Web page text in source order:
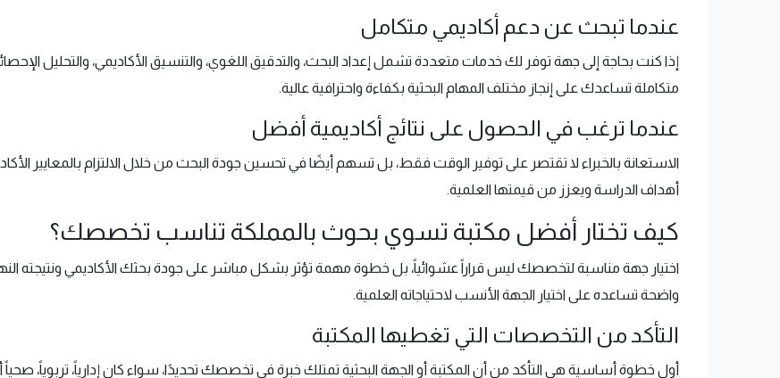
عندما تبحث عن دعم أكاديمي متكامل
إذا كنت بحاجة إلى جهة توفر لك خدمات متعددة تشمل إعداد البحث، والتدقيق اللغوي، والتنسيق الأكاديمي، والتحليل
متكاملة تساعدك على إنجاز مختلف المهام البحثية بكفاءة واحترافية عالية.
عندما ترغب في الحصول على نتائج أكاديمية أفضل
الاستعانة بالخبراء لا تقتصر على توفير الوقت فقط، بل تسهم أيضًا في تحسين جودة البحث من خلال الالتزام بالمعايير
أهداف الدراسة ويعزز من قيمتها العلمية.
كيف تختار أفضل مكتبة تسوي بحوث بالمملكة تناسب تخصصك؟
اختيار جهة مناسبة لتخصصك ليس قراراً عشوائياً، بل خطوة مهمة تؤثر بشكل مباشر على جودة بحثك الأكاديمي ونتيجته
واضحة تساعده على اختيار الجهة الأنسب لاحتياجاته العلمية.
التأكد من التخصصات التي تغطيها المكتبة
أول خطوة أساسية هي التأكد من أن المكتبة أو الجهة البحثية تمتلك خبرة في تخصصك تحديدًا، سواء كان إدارياً، تربوياً،